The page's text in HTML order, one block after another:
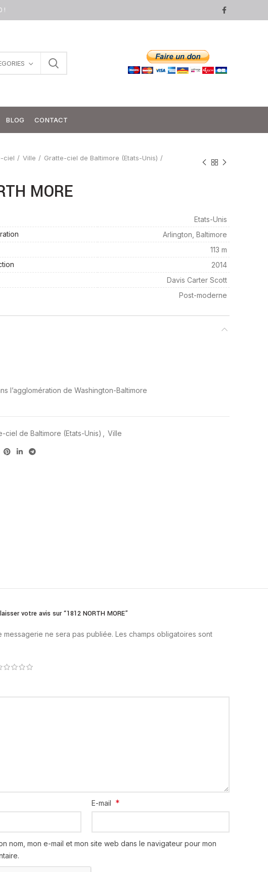
!
BLOG CONTACT
ciel Ville
Gratte-ciel de Baltimore (Etats-Unis)
MORE
Etats-Unis
Arlington, Baltimore
113 m
2014
Davis Carter Scott
Post-moderne
l’agglomération de Washington-Baltimore
ciel de Baltimore (Etats-Unis) Ville
votre avis sur “1812 NORTH MORE”
messagerie ne sera pas publiée. Les champs obligatoires sont
E-mail *
nom, mon e-mail et mon site web dans le navigateur pour mon